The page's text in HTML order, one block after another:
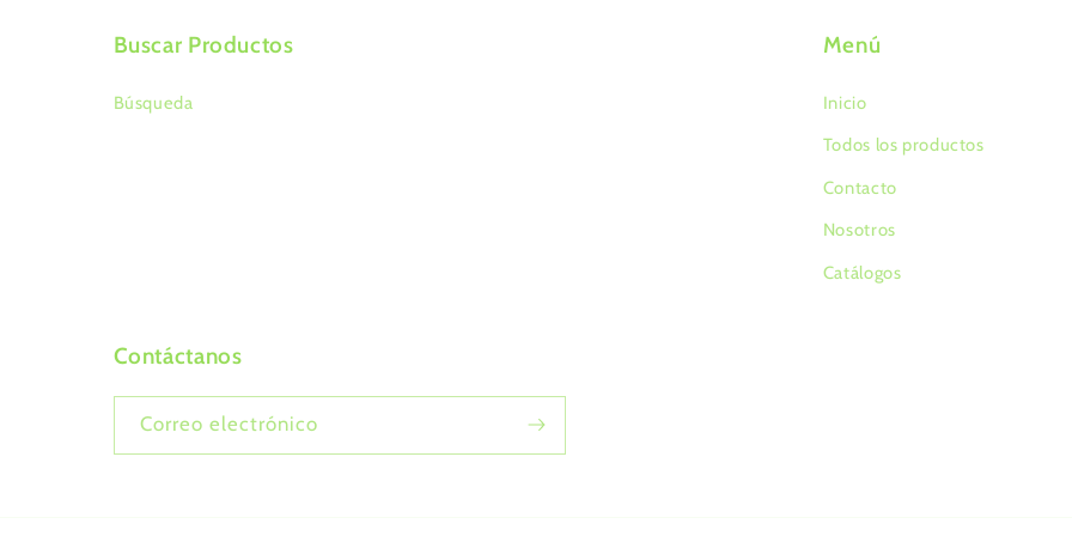
Buscar Productos
Búsqueda
Menú
Inicio
Todos los productos
Contacto
Nosotros
Catálogos
Contáctanos
Correo electrónico